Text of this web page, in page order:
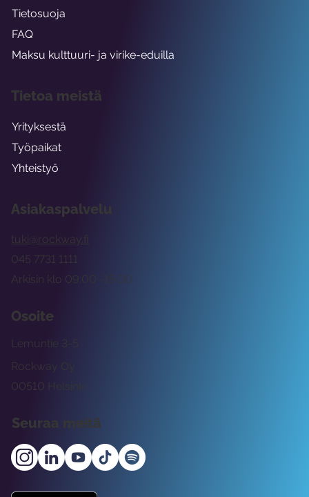
Asiakaspalvelu
tuki@rockway.fi
Arkisin klo 09:00 -15:00
045 7731 1111
Osoite
Rockway Oy
Lemuntie 3-5
00510 Helsinki
Seuraa meitä
Tietosuoja
FAQ
Maksu kulttuuri- ja virike-eduilla
Tietoa meistä
Yrityksestä
Työpaikat
Yhteistyö